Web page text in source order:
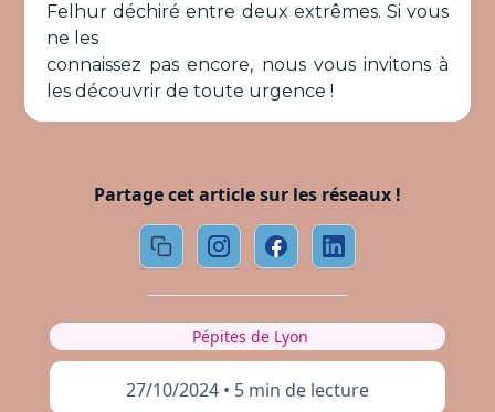
Felhur déchiré entre deux extrêmes. Si vous
ne les
connaissez pas encore, nous vous invitons à
les découvrir de toute urgence !
Partage cet article sur les réseaux !
Pépites de Lyon
27/10/2024 • 5 min de lecture